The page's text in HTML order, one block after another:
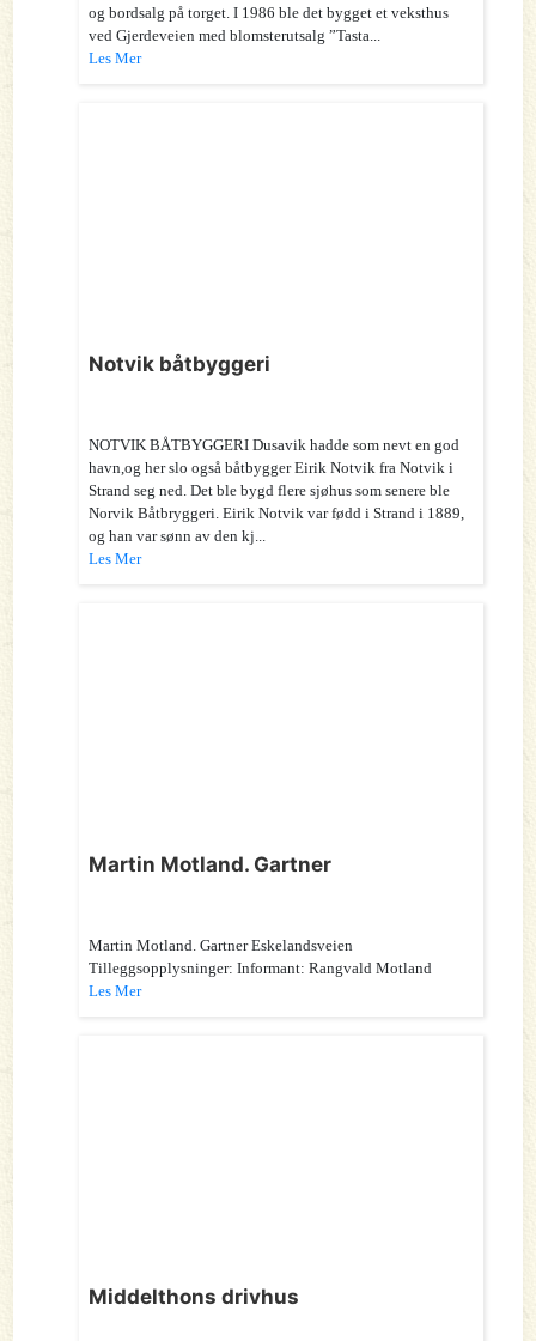
og bordsalg på torget. I 1986 ble det bygget et veksthus
ved Gjerdeveien med blomsterutsalg ”Tasta...
Les Mer
Notvik båtbyggeri
NOTVIK BÅTBYGGERI Dusavik hadde som nevt en god
havn,og her slo også båtbygger Eirik Notvik fra Notvik i
Strand seg ned. Det ble bygd flere sjøhus som senere ble
Norvik Båtbryggeri. Eirik Notvik var fødd i Strand i 1889,
og han var sønn av den kj...
Les Mer
Martin Motland. Gartner
Martin Motland. Gartner Eskelandsveien
Tilleggsopplysninger: Informant: Rangvald Motland
Les Mer
Middelthons drivhus